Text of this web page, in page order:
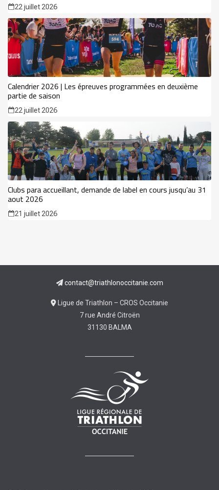
22 juillet 2026
Calendrier 2026 | Les épreuves programmées en deuxième
partie de saison
22 juillet 2026
Clubs para accueillant, demande de label en cours jusqu’au 31
aout 2026
21 juillet 2026
contact@triathlonoccitanie.com
Ligue de Triathlon – CROS Occitanie
7 rue André Citroën
31130 BALMA